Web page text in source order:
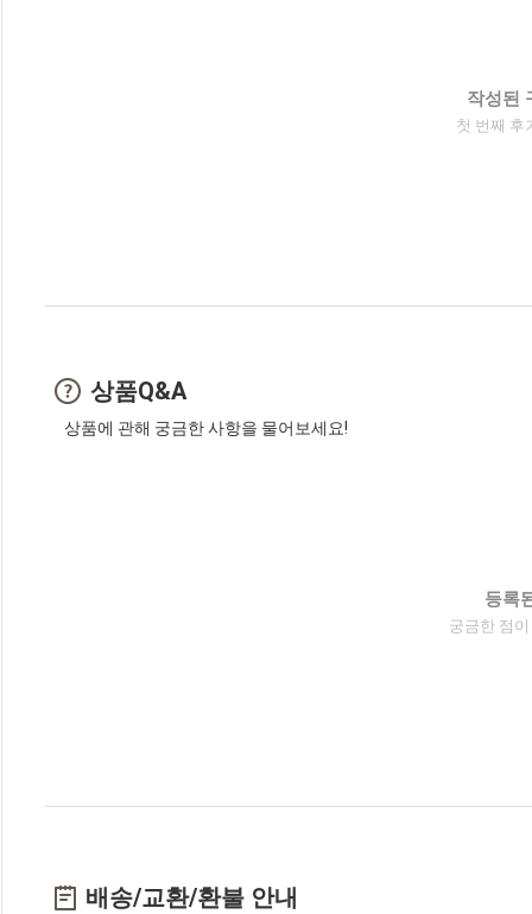
작성된
첫 번째 후
상품Q&A
상품에 관해 궁금한 사항을 물어보세요!
등록
궁금한 점
배송/교환/환불 안내